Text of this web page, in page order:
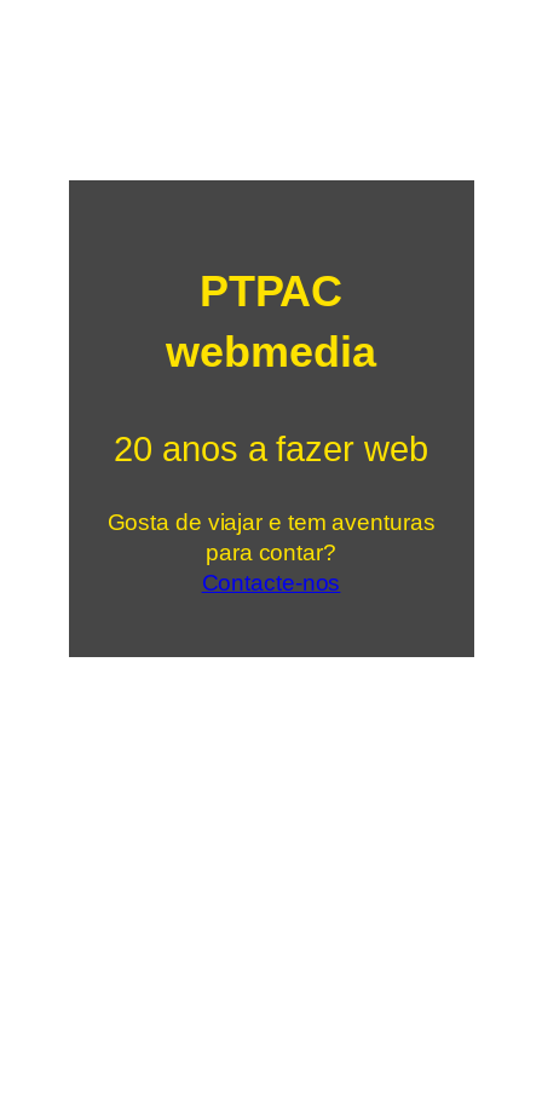
PTPAC
webmedia
20 anos a fazer web
Gosta de viajar e tem aventuras
para contar?
Contacte-nos